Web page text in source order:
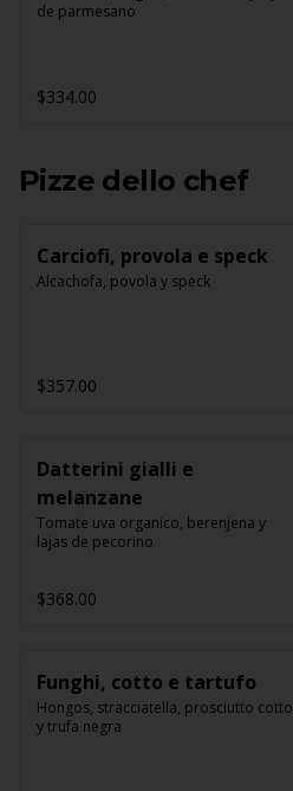
de parmesano
$334.00
Pizze dello chef
Carciofi, provola e speck
Alcachofa, povola y speck
$357.00
Datterini gialli e
melanzane
Tomate uva organico, berenjena y
lajas de pecorino
$368.00
Funghi, cotto e tartufo
Hongos, stracciatella, prosciutto cotto
y trufa negra